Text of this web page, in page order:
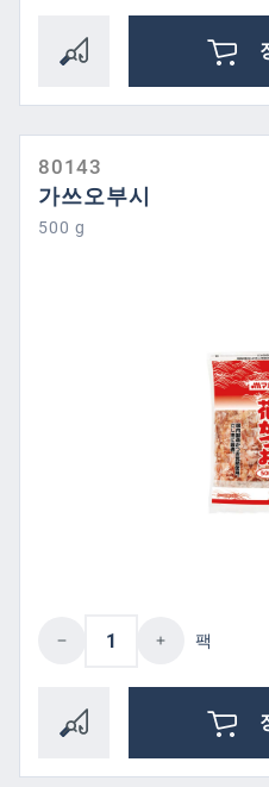
80143
가쓰오부시
500 g
제품 수량: 원하는
팩